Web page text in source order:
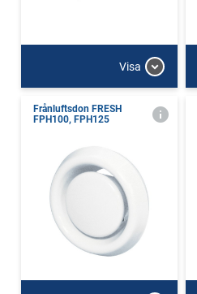
Visa
Frånluftsdon FRESH
FPH100, FPH125